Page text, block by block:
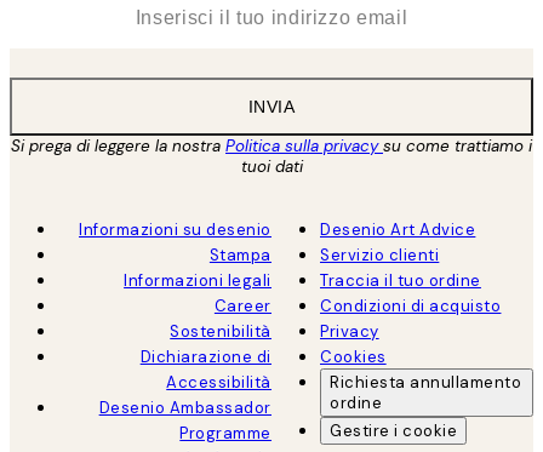
INVIA
Si prega di leggere la nostra Politica sulla privacysu come trattiamo i
tuoi dati
Informazioni su desenio
Stampa
Informazioni legali
Career
Sostenibilità
Dichiarazione di
Accessibilità
Desenio Ambassador
Programme
Desenio Art Advice
Servizio clienti
Traccia il tuo ordine
Condizioni di acquisto
Privacy
Cookies
Richiesta annullamento
ordine
Gestire i cookie